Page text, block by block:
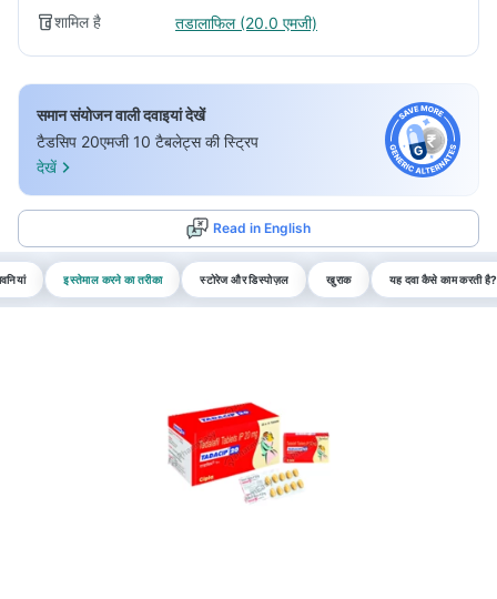
शामिल है तडालाफिल (20.0 एमजी)
समान संयोजन वाली दवाइयां देखें
टैडसिप 20एमजी 10 टैबलेट्स की स्ट्रिप
देखें
Read in English
इस्तेमाल करने का तरीका स्टोरेज और डिस्पोज़ल खुराक यह दवा कैसे काम करती है?